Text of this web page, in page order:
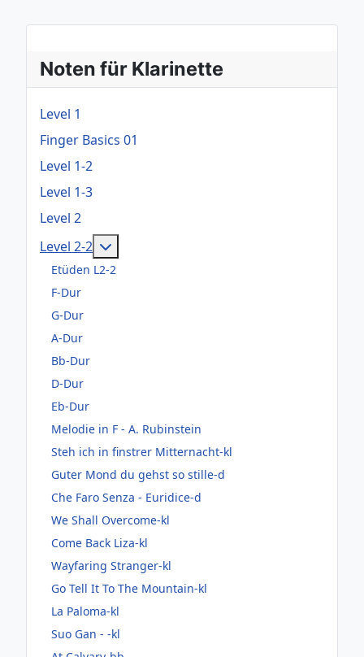
Noten für Klarinette
Level 1
Finger Basics 01
Level 1-2
Level 1-3
Level 2
Level 2-2
Etüden L2-2
F-Dur
G-Dur
A-Dur
Bb-Dur
D-Dur
Eb-Dur
Melodie in F - A. Rubinstein
Steh ich in finstrer Mitternacht-kl
Guter Mond du gehst so stille-d
Che Faro Senza - Euridice-d
We Shall Overcome-kl
Come Back Liza-kl
Wayfaring Stranger-kl
Go Tell It To The Mountain-kl
La Paloma-kl
Suo Gan - -kl